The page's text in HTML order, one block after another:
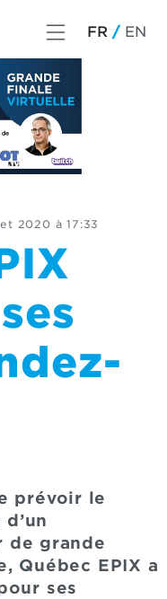
FR EN
2020 à 17:33
prévoir le
de grande
Québec EPIX a
ses